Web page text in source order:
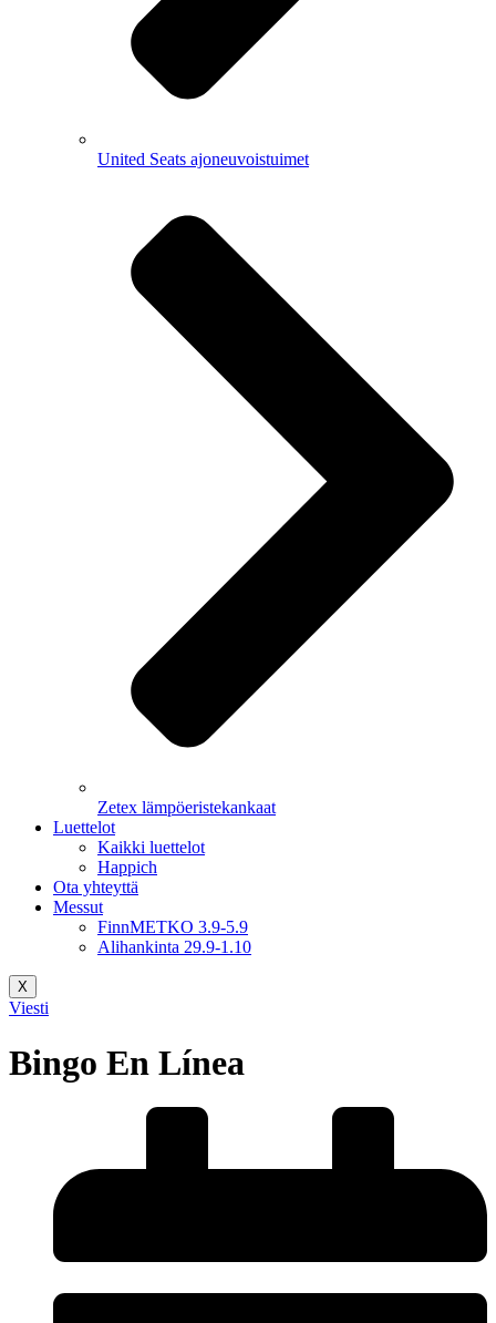
United Seats ajoneuvoistuimet
Zetex lämpöeristekankaat
Luettelot
Kaikki luettelot
Happich
Ota yhteyttä
Messut
FinnMETKO 3.9-5.9
Alihankinta 29.9-1.10
X
Viesti
Bingo En Línea